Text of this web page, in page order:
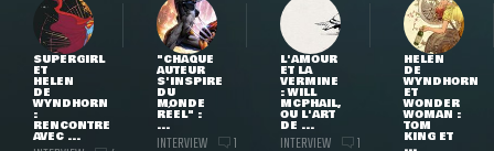
SUPERGIRL
ET
HELEN
DE
WYNDHORN
:
RENCONTRE
AVEC ...
"CHAQUE
AUTEUR
S'INSPIRE
DU
MONDE
RÉEL" :
...
INTERVIEW 1
L'AMOUR
ET LA
VERMINE
: WILL
MCPHAIL,
OU L'ART
DE ...
INTERVIEW 1
HELEN
DE
WYNDHORN
ET
WONDER
WOMAN :
TOM
KING ET
...